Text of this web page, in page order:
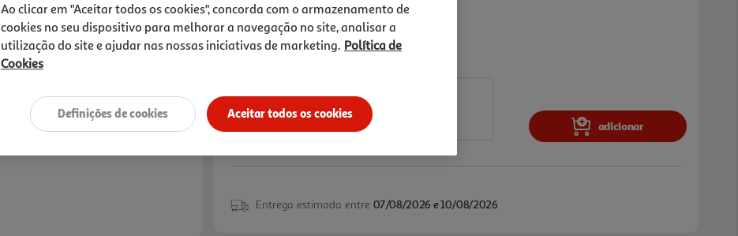
14,99 €
adicionar
Entrega estimada entre 07/08/2026 e 10/08/2026
Ao clicar em "Aceitar todos os cookies", concorda com o armazenamento de
cookies no seu dispositivo para melhorar a navegação no site, analisar a
utilização do site e ajudar nas nossas iniciativas de marketing. Política de
Cookies
Aceitar todos os cookies
Definições de cookies